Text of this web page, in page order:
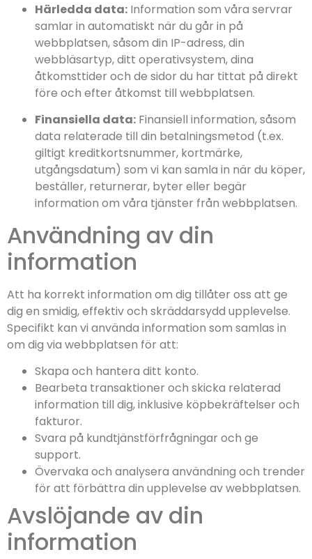
Härledda data: Information som våra servrar
samlar in automatiskt när du går in på
webbplatsen, såsom din IP-adress, din
webbläsartyp, ditt operativsystem, dina
åtkomsttider och de sidor du har tittat på direkt
före och efter åtkomst till webbplatsen.
Finansiella data: Finansiell information, såsom
data relaterade till din betalningsmetod (t.ex.
giltigt kreditkortsnummer, kortmärke,
utgångsdatum) som vi kan samla in när du köper,
beställer, returnerar, byter eller begär
information om våra tjänster från webbplatsen.
Användning av din
information
Att ha korrekt information om dig tillåter oss att ge
dig en smidig, effektiv och skräddarsydd upplevelse.
Specifikt kan vi använda information som samlas in
om dig via webbplatsen för att:
Skapa och hantera ditt konto.
Bearbeta transaktioner och skicka relaterad
information till dig, inklusive köpbekräftelser och
fakturor.
Svara på kundtjänstförfrågningar och ge
support.
Övervaka och analysera användning och trender
för att förbättra din upplevelse av webbplatsen.
Avslöjande av din
information